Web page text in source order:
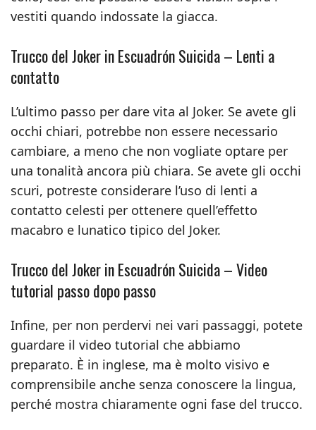
vestiti quando indossate la giacca.
Trucco del Joker in Escuadrón Suicida – Lenti a
contatto
L’ultimo passo per dare vita al Joker. Se avete gli
occhi chiari, potrebbe non essere necessario
cambiare, a meno che non vogliate optare per
una tonalità ancora più chiara. Se avete gli occhi
scuri, potreste considerare l’uso di lenti a
contatto celesti per ottenere quell’effetto
macabro e lunatico tipico del Joker.
Trucco del Joker in Escuadrón Suicida – Video
tutorial passo dopo passo
Infine, per non perdervi nei vari passaggi, potete
guardare il video tutorial che abbiamo
preparato. È in inglese, ma è molto visivo e
comprensibile anche senza conoscere la lingua,
perché mostra chiaramente ogni fase del trucco.